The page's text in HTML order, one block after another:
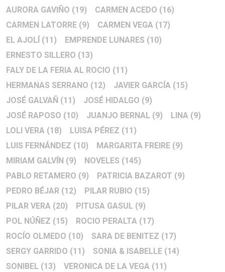
AURORA GAVIÑO (19) CARMEN ACEDO (16)
CARMEN LATORRE (9) CARMEN VEGA (17)
EL AJOLÍ (11) EMPRENDE LUNARES (10)
ERNESTO SILLERO (13)
FALY DE LA FERIA AL ROCIO (11)
HERMANAS SERRANO (12) JAVIER GARCÍA (15)
JOSÉ GALVAÑ (11) JOSÉ HIDALGO (9)
JOSÉ RAPOSO (10) JUANJO BERNAL (9) LINA (9)
LOLI VERA (18) LUISA PÉREZ (11)
LUIS FERNÁNDEZ (10) MARGARITA FREIRE (9)
MIRIAM GALVÍN (9) NOVELES (145)
PABLO RETAMERO (9) PATRICIA BAZAROT (9)
PEDRO BÉJAR (12) PILAR RUBIO (15)
PILAR VERA (20) PITUSA GASUL (9)
POL NÚÑEZ (15) ROCIO PERALTA (17)
ROCÍO OLMEDO (10) SARA DE BENITEZ (17)
SERGY GARRIDO (11) SONIA & ISABELLE (14)
SONIBEL (13) VERONICA DE LA VEGA (11)